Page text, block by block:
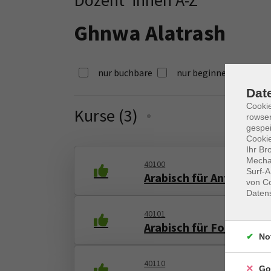
Ghnwa Alatrash
nur buchbare nur beginnende
Kurse (3) Loading...
40100
Arabisch für
40101
Arabisch für
40110
Ihr
Surf-
von